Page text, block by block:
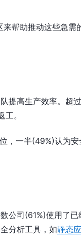
帮助推动这些急需
提高生产效率。超
。
，一半(49%)认为
公司(61%)使用了
分析工具，如静态